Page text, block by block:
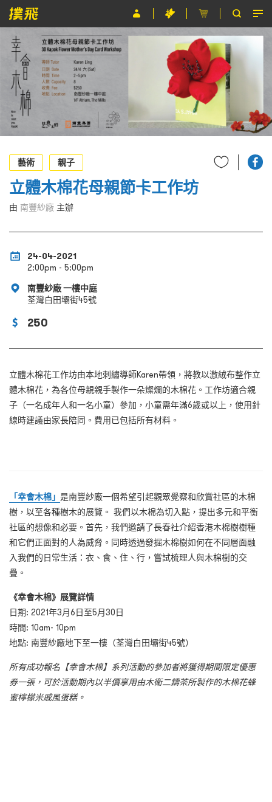
節目
主辦單位
關於撲飛
條款及細則
EN
藝術
親子
立體木棉花母親節卡工作坊
由 南豐紗廠 主辦
24-04-2021
2:00pm - 5:00pm
南豐紗廠 一樓中庭
荃灣白田壩街45號
250
立體木棉花工作坊由本地刺繡導師Karen帶領，將教以激絨布整作立
體木棉花，為各位母親親手製作一朵燦爛的木棉花。工作坊適合親
子（一名成年人和一名小童）參加，小童需年滿6歲或以上，使用針
線時建議由家長陪同。費用已包括所有材料。
「幸會木棉」 是南豐紗廠一個希望引起觀眾覺察和欣賞社區的木棉
樹，以至各種樹木的展覽。 我們以木棉為切入點，提出多元和平衡
社區的想像和必要。首先，我們邀請了長春社介紹香港木棉樹樹種
和它們正面對的人為威脅。同時透過發掘木棉樹如何在不同層面融
入我們的日常生活：衣、食、住、行，嘗試梳理人與木棉樹的交
疊。
《幸會木棉》展覽詳情
日期: 2021年3月6日至5月30日
時間: 10am- 10pm
地點: 南豐紗廠地下至一樓（荃灣白田壩街45號）
所有成功報名【幸會木棉】系列活動的參加者將獲得期間限定優惠
券一張，可於活動期內以半價享用由木衛二鑄茶所製作的木棉花蜂
蜜檸檬米戚風蛋糕。